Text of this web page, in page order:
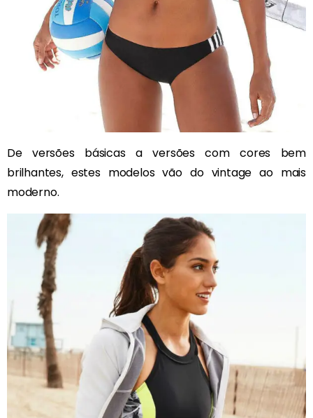
De versões básicas a versões com cores bem
brilhantes, estes modelos vão do vintage ao mais
moderno.